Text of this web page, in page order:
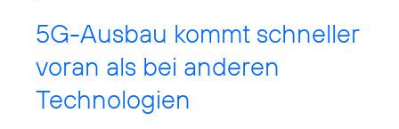
5G-Ausbau kommt schneller
voran als bei anderen
Technologien